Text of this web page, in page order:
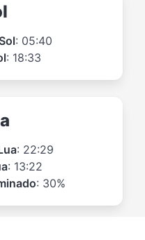
: 05:40
: 18:33
: 22:29
: 13:22
: 30%